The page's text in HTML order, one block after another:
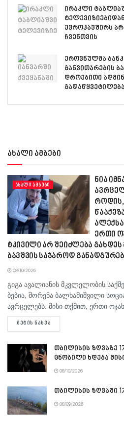
ირაკლი
ევროკავშირს
ჩვენთვის
ეროვნულმა
განვითარების
დროებითი
ახალი ამბები
ᲐᲮᲐᲚᲘ ᲐᲛᲑᲔᲑᲘ
ნია
როდის,
ერთი
ტკივილი არ შეიძლება გახდეს
ბავშვის საჯაროდ
08/10/2026
გიგა ავა­ლი­ა­ნის მკვლე­ლო­ბის
ბე­ბია, შო­რე­ნა ბალ­ხა­მიშ­ვი­ლი
ავ­რცე­ლებს. მისი თქმით, ერთი
ᲛᲔᲢᲘᲡ ᲜᲐᲮᲕᲐ
თბილისის ზღვაზე
ცნობილი ხდება
08/10/2026
თბილისის ზღვაში
08/09/2026